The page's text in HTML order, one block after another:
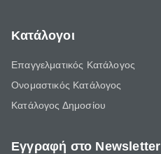
Κατάλογοι
Επαγγελματικός Κατάλογος
Ονομαστικός Κατάλογος
Κατάλογος Δημοσίου
Εγγραφή στο Newsletter